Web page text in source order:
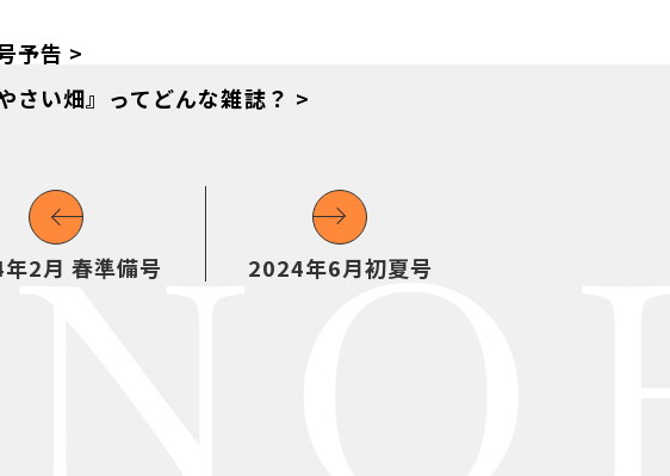
予告 >
やさい畑』ってどんな雑誌？ >
2月 春準備号 2024年6月初夏号